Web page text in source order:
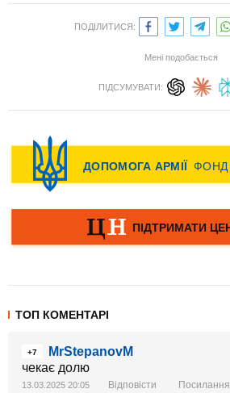
ПОДІЛИТИСЯ:
Мені подобається
ПІДСУМУВАТИ:
ТОП КОМЕНТАРІ
+7
MrStepanovM
чекає долю
13.03.2025 20:05 Відповісти Посилання